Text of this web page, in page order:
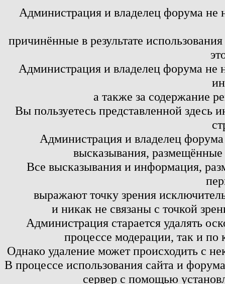
Администрация и владелец форума не
причинённые в результате
Администрация и владелец форума не
а также за содержание
Вы пользуетесь представленной здесь
Администрация и владелец
высказывания,
Все высказывания и информация,
выражают точку зрения
и никак не связаны с точкой
Администрация старается удалять
процессе модерации, так и по
Однако удаление может происходить с
В процессе использования сайта и
сервер с помощью